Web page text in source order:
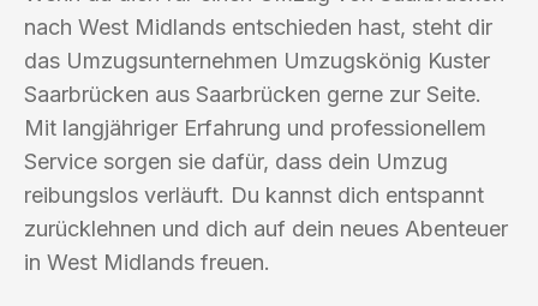
nach West Midlands entschieden hast, steht dir
das Umzugsunternehmen Umzugskönig Kuster
Saarbrücken aus Saarbrücken gerne zur Seite.
Mit langjähriger Erfahrung und professionellem
Service sorgen sie dafür, dass dein Umzug
reibungslos verläuft. Du kannst dich entspannt
zurücklehnen und dich auf dein neues Abenteuer
in West Midlands freuen.